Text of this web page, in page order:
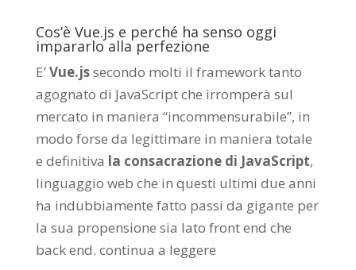
Cos’è Vue.js e perché ha senso oggi
impararlo alla perfezione
E’Vue.jssecondo molti il framework tanto
agognato di JavaScript che irromperà sul
mercato in maniera “incommensurabile”, in
modo forse da legittimare in maniera totale
e definitiva la consacrazione di JavaScript,
linguaggio web che in questi ultimi due anni
ha indubbiamente fatto passi da gigante per
la sua propensione sia lato front end che
back end. continua a leggere